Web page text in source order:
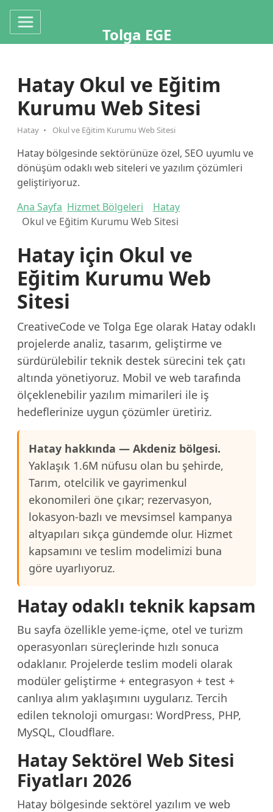
Tolga EGE
Hatay Okul ve Eğitim
Kurumu Web Sitesi
Hatay Okul ve Eğitim Kurumu Web Sitesi
Hatay bölgesinde sektörünüze özel, SEO uyumlu ve
dönüşüm odaklı web siteleri ve yazılım çözümleri
geliştiriyoruz.
Ana Sayfa Hizmet Bölgeleri
Hatay
Okul ve Eğitim Kurumu Web Sitesi
Hatay için Okul ve
Eğitim Kurumu Web
Sitesi
CreativeCode ve Tolga Ege olarak Hatay odaklı
projelerde analiz, tasarım, geliştirme ve
sürdürülebilir teknik destek sürecini tek çatı
altında yönetiyoruz. Mobil ve web tarafında
ölçeklenebilir yazılım mimarileri ile iş
hedeflerinize uygun çözümler üretiriz.
Hatay hakkında — Akdeniz bölgesi.
Yaklaşık 1.6M nüfusu olan bu şehirde,
Tarım, otelcilik ve gayrimenkul
ekonomileri öne çıkar; rezervasyon,
lokasyon-bazlı ve mevsimsel kampanya
altyapıları sıkça gündemde olur. Hizmet
kapsamını ve teslim modelimizi buna
göre uyarlıyoruz.
Hatay odaklı teknik kapsam
Bu sayfa özellikle yeme-içme, otel ve turizm
operasyonları süreçlerinde hızlı sonuca
odaklanır. Projelerde teslim modeli olarak
modüler geliştirme + entegrasyon + test +
canlıya alım yaklaşımını uygularız. Tercih
edilen teknoloji omurgası: WordPress, PHP,
MySQL, Cloudflare.
Hatay Sektörel Web Sitesi
Fiyatları 2026
Hatay bölgesinde sektörel yazılım ve web